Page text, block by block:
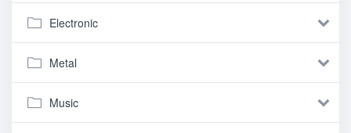
Electronic
Metal
Music